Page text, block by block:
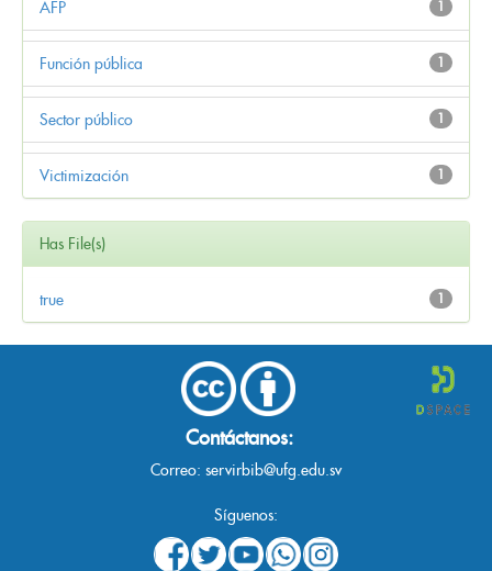
1
AFP
1
Función pública
1
Sector público
1
Victimización
Has File(s)
1
true
Contáctanos:
Correo: servirbib@ufg.edu.sv
Síguenos: